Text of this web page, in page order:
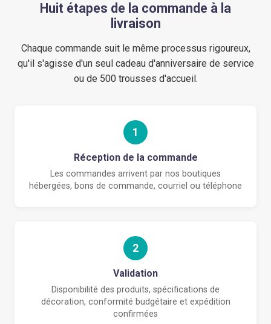
Huit étapes de la commande à la
livraison
Chaque commande suit le même processus rigoureux,
qu'il s'agisse d'un seul cadeau d'anniversaire de service
ou de 500 trousses d'accueil.
1
Réception de la commande
Les commandes arrivent par nos boutiques
hébergées, bons de commande, courriel ou téléphone
2
Validation
Disponibilité des produits, spécifications de
décoration, conformité budgétaire et expédition
confirmées